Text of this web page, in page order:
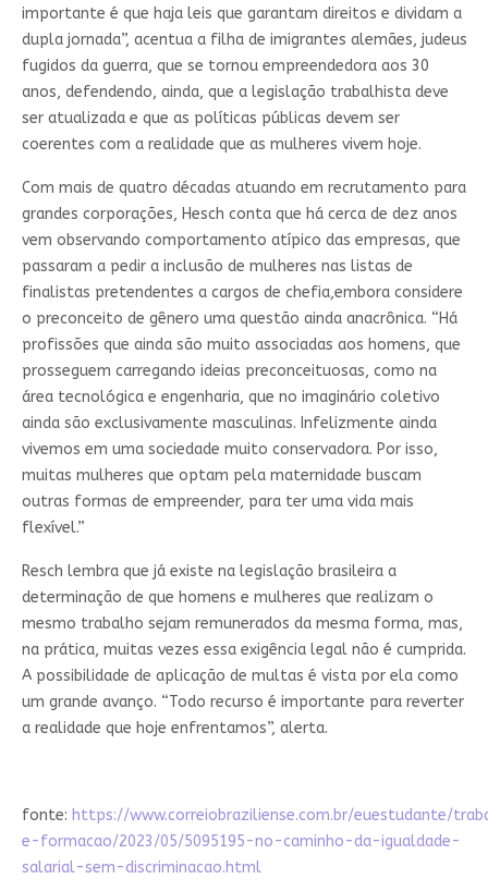
importante é que haja leis que garantam direitos e dividam a
dupla jornada”, acentua a filha de imigrantes alemães, judeus
fugidos da guerra, que se tornou empreendedora aos 30
anos, defendendo, ainda, que a legislação trabalhista deve
ser atualizada e que as políticas públicas devem ser
coerentes com a realidade que as mulheres vivem hoje.
Com mais de quatro décadas atuando em recrutamento para
grandes corporações, Hesch conta que há cerca de dez anos
vem observando comportamento atípico das empresas, que
passaram a pedir a inclusão de mulheres nas listas de
finalistas pretendentes a cargos de chefia,embora considere
o preconceito de gênero uma questão ainda anacrônica. “Há
profissões que ainda são muito associadas aos homens, que
prosseguem carregando ideias preconceituosas, como na
área tecnológica e engenharia, que no imaginário coletivo
ainda são exclusivamente masculinas. Infelizmente ainda
vivemos em uma sociedade muito conservadora. Por isso,
muitas mulheres que optam pela maternidade buscam
outras formas de empreender, para ter uma vida mais
flexível.”
Resch lembra que já existe na legislação brasileira a
determinação de que homens e mulheres que realizam o
mesmo trabalho sejam remunerados da mesma forma, mas,
na prática, muitas vezes essa exigência legal não é cumprida.
A possibilidade de aplicação de multas é vista por ela como
um grande avanço. “Todo recurso é importante para reverter
a realidade que hoje enfrentamos”, alerta.
fonte: https://www.correiobraziliense.com.br/euestudante/
e-formacao/2023/05/5095195-no-caminho-da-igualdade-
salarial-sem-discriminacao.html